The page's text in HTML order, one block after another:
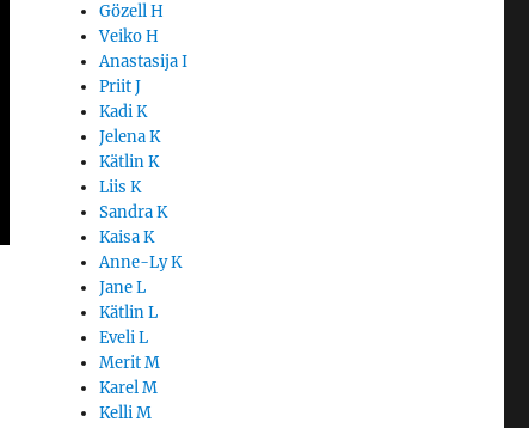
Gözell H
Veiko H
Anastasija I
Priit J
Kadi K
Jelena K
Kätlin K
Liis K
Sandra K
Kaisa K
Anne-Ly K
Jane L
Kätlin L
Eveli L
Merit M
Karel M
Kelli M